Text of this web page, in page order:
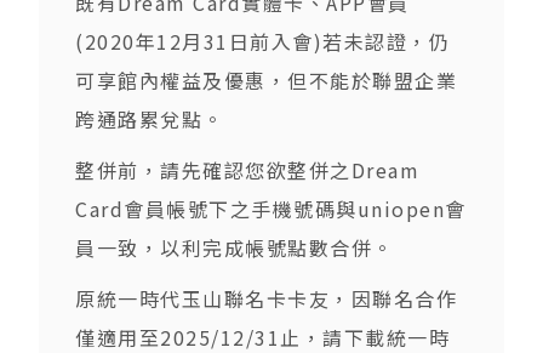
(2020年12月31日前入會)若未認證，仍
可享館內權益及優惠，但不能於聯盟企業
跨通路累兌點。
整併前，請先確認您欲整併之Dream
Card會員帳號下之手機號碼與uniopen會
員一致，以利完成帳號點數合併。
原統一時代玉山聯名卡卡友，因聯名合作
僅適用至2025/12/31止，請下載統一時